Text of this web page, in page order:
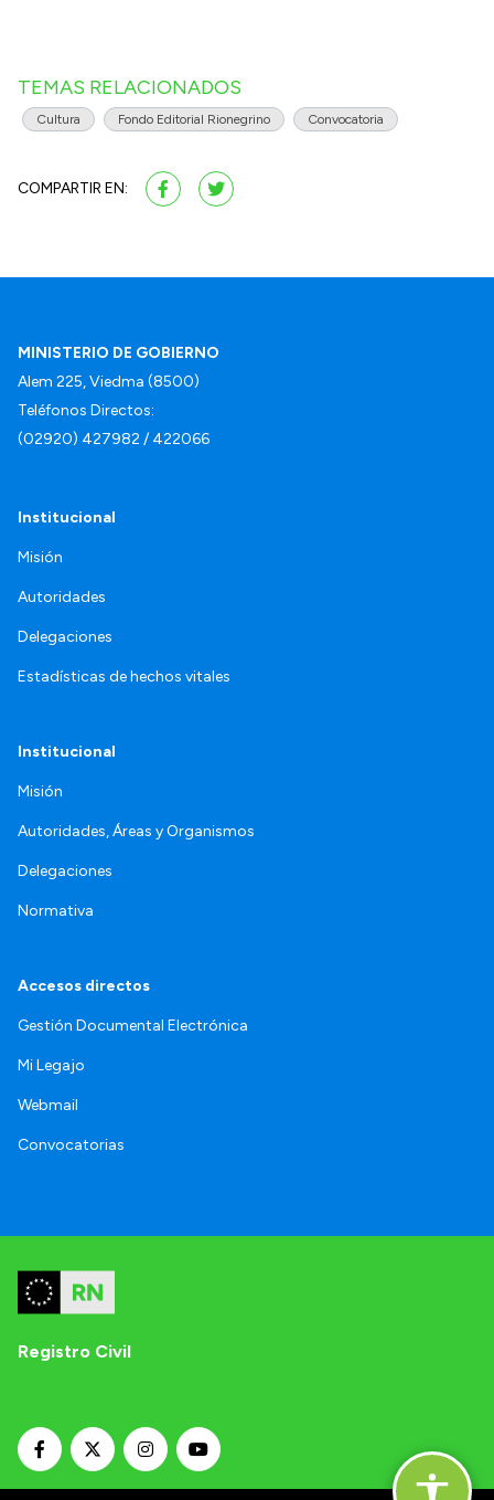
TEMAS RELACIONADOS
Cultura Fondo Editorial Rionegrino Convocatoria
COMPARTIR EN:
MINISTERIO DE GOBIERNO
Alem 225, Viedma (8500)
Teléfonos Directos:
(02920) 427982 / 422066
Institucional
Misión
Autoridades
Delegaciones
Estadísticas de hechos vitales
Institucional
Misión
Autoridades, Áreas y Organismos
Delegaciones
Normativa
Accesos directos
Gestión Documental Electrónica
Mi Legajo
Webmail
Convocatorias
Registro Civil